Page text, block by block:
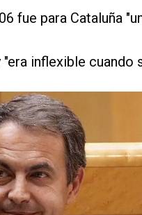
fue para Cataluña
inflexible cuando